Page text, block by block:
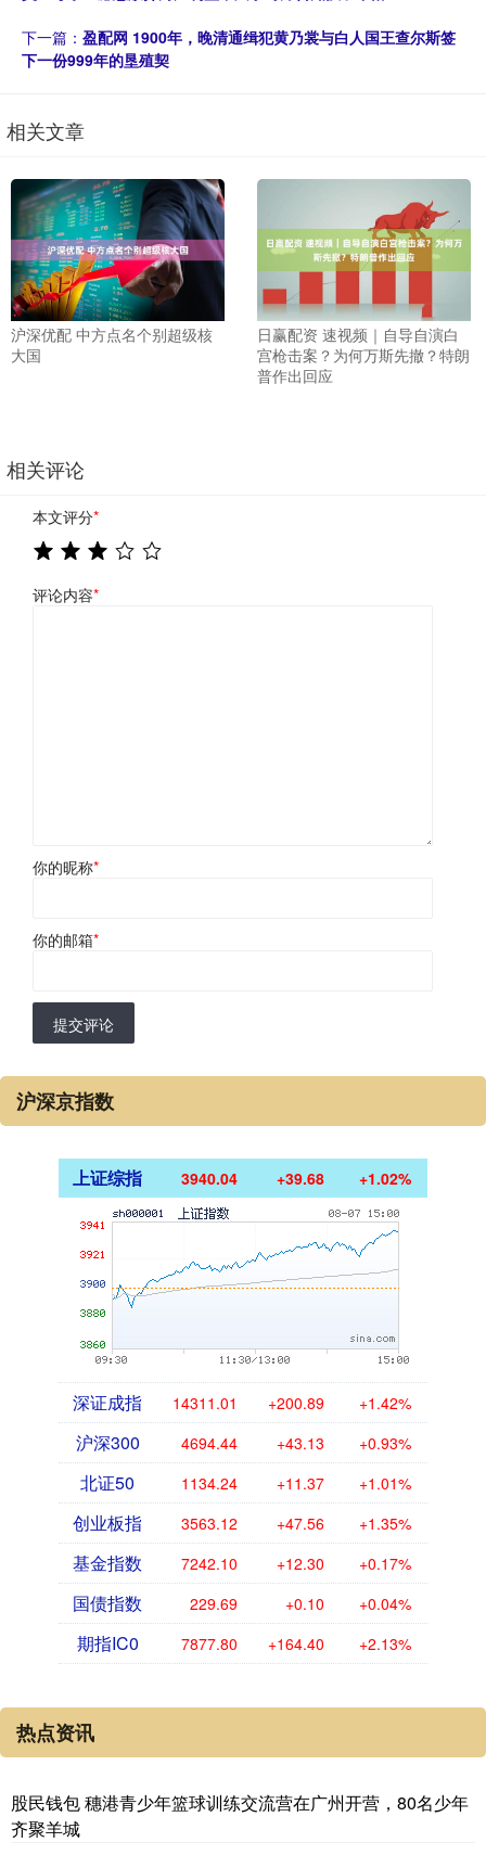
下一篇： 盈配网 1900年，晚清通缉犯黄乃裳与白人国王查尔斯签
下一份999年的垦殖契
相关文章
沪深优配 中方点名个别超级核
大国
日赢配资 速视频｜自导自演白
宫枪击案？为何万斯先撤？特朗
普作出回应
相关评论
本文评分*
评论内容*
你的昵称*
你的邮箱*
提交评论
沪深京指数
上证综指 3940.04 +39.68 +1.02%
深证成指 14311.01 +200.89 +1.42%
沪深300 4694.44 +43.13 +0.93%
北证50 1134.24 +11.37 +1.01%
创业板指 3563.12 +47.56 +1.35%
基金指数 7242.10 +12.30 +0.17%
国债指数 229.69 +0.10 +0.04%
期指IC0 7877.80 +164.40 +2.13%
热点资讯
股民钱包 穗港青少年篮球训练交流营在广州开营，80名少年
齐聚羊城